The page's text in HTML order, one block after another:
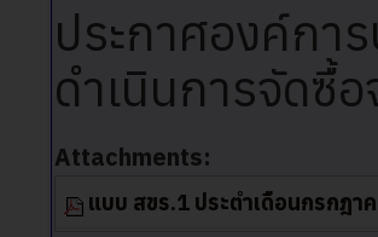
ประกาศองค์กา
ดำเนินการจัดซื้
Attachments:
แบบ สขร.1 ประตำเดือนกรกฎา